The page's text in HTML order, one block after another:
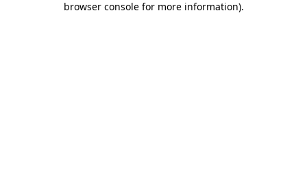
browser console for more information).